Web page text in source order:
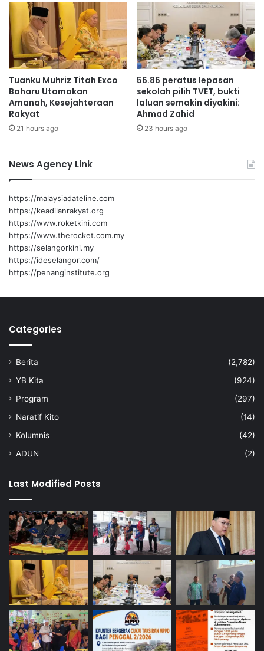
,
0
0
0
u
n
t
u
k
n
a
t
a
n
a
n
p
e
n
g
g
u
n
a
a
e
g
p
l
a
s
t
i
k
l
u
n
Tuanku Muhriz Titah Exco
Baharu Utamakan
Amanah, Kesejahteraan
Rakyat
21 hours ago
56.86 peratus lepasan
sekolah pilih TVET, bukti
laluan semakin diyakini:
Ahmad Zahid
23 hours ago
News Agency Link
https://malaysiadateline.com
https://keadilanrakyat.org
https://www.roketkini.com
https://www.therocket.com.my
https://selangorkini.my
https://ideselangor.com/
https://penanginstitute.org
Categories
Berita
(2,782)
YB Kita
(924)
Program
(297)
Naratif Kito
(14)
Kolumnis
(42)
ADUN
(2)
Last Modified Posts